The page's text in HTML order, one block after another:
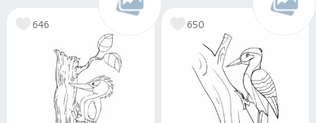
646 650